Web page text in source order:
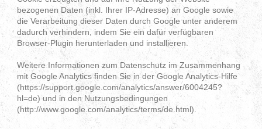
bezogenen Daten (inkl. Ihrer IP-Adresse) an Google sowie
die Verarbeitung dieser Daten durch Google unter anderem
dadurch verhindern, indem Sie ein dafür verfügbaren
Browser-Plugin herunterladen und installieren.
Weitere Informationen zum Datenschutz im Zusammenhang
mit Google Analytics finden Sie in der Google Analytics-Hilfe
(https://support.google.com/analytics/answer/6004245?
hl=de) und in den Nutzungsbedingungen
(http://www.google.com/analytics/terms/de.html).